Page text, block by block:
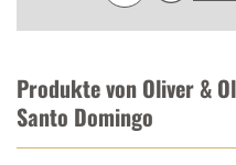
Produkte von Oliver &
Santo Domingo